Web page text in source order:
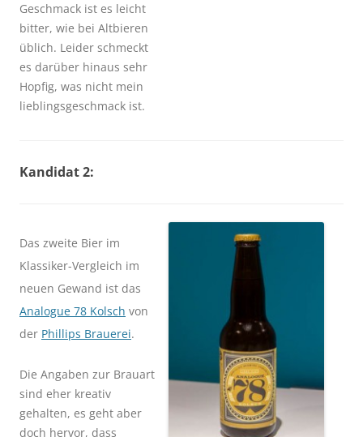
Geschmack ist es leicht
bitter, wie bei Altbieren
üblich. Leider schmeckt
es darüber hinaus sehr
Hopfig, was nicht mein
lieblingsgeschmack ist.
Kandidat 2:
Das zweite Bier im
Klassiker-Vergleich im
neuen Gewand ist das
Analogue 78 Kolsch von
der Phillips Brauerei.
Die Angaben zur Brauart
sind eher kreativ
gehalten, es geht aber
doch hervor, dass